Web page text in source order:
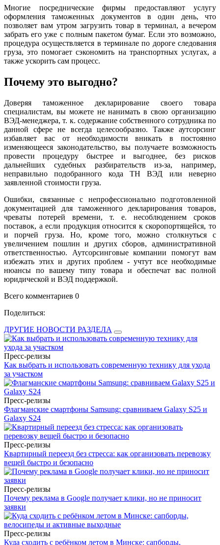
Многие посреднические фирмы предоставляют услугу
оформления таможенных документов в один день, что
позволяет вам утром загрузить товар в терминал, а вечером
забрать его уже с полным пакетом бумаг. Если это возможно,
процедура осуществляется в терминале по дороге следования
груза, это помогает сэкономить на транспортных услугах, а
также ускорить сам процесс.
Почему это выгодно?
Доверяя таможенное декларирование своего товара
специалистам, вы можете не нанимать в свою организацию
ВЭД-менеджера, т. к. содержание собственного сотрудника по
данной сфере не всегда целесообразно. Также аутсорсинг
избавляет вас от необходимости вникать в постоянно
изменяющееся законодательство, вы получаете возможность
провести процедуру быстрее и выгоднее, без рисков
дальнейших судебных разбирательств из-за, например,
неправильно подобранного кода ТН ВЭД или неверно
заявленной стоимости груза.
Ошибки, связанные с непрофессионально подготовленной
документацией для таможенного декларирования товаров,
чреваты потерей времени, т. е. несоблюдением сроков
поставок, а если продукция относится к скоропортящейся, то
и порчей груза. Но, кроме того, можно столкнуться с
увеличением пошлин и других сборов, административной
ответственностью. Аутсорсинговые компании помогут вам
избежать этих и других проблем - учтут все необходимые
нюансы по вашему типу товара и обеспечат вас полной
юридической и ВЭД поддержкой.
Всего комментариев 0
Поделиться:
ДРУГИЕ НОВОСТИ РАЗДЕЛА
Пресс-релизы
Как выбрать и использовать современную технику для ухода
за участком
Пресс-релизы
Флагманские смартфоны Samsung: сравниваем Galaxy S25 и
Galaxy S24
Пресс-релизы
Квартирный переезд без стресса: как организовать перевозку
вещей быстро и безопасно
Пресс-релизы
Почему реклама в Google получает клики, но не приносит
заявки
Пресс-релизы
Куда сходить с ребёнком летом в Минске: сапборды,